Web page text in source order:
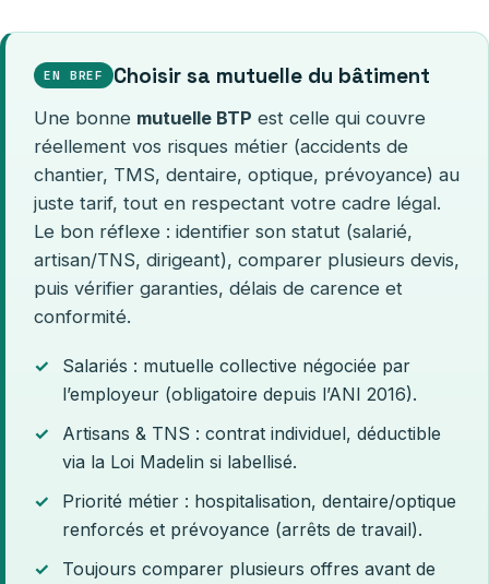
EN BREF Choisir sa mutuelle du bâtiment
Une bonne mutuelle BTP est celle qui couvre
réellement vos risques métier (accidents de
chantier, TMS, dentaire, optique, prévoyance) au
juste tarif, tout en respectant votre cadre légal.
Le bon réflexe : identifier son statut (salarié,
artisan/TNS, dirigeant), comparer plusieurs devis,
puis vérifier garanties, délais de carence et
conformité.
Salariés : mutuelle collective négociée par
l’employeur (obligatoire depuis l’ANI 2016).
Artisans & TNS : contrat individuel, déductible
via la Loi Madelin si labellisé.
Priorité métier : hospitalisation, dentaire/optique
renforcés et prévoyance (arrêts de travail).
Toujours comparer plusieurs offres avant de